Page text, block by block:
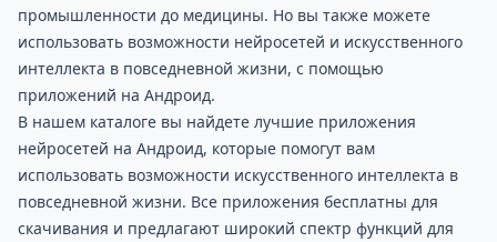
промышленности до медицины. Но вы также можете
использовать возможности нейросетей и искусственного
интеллекта в повседневной жизни, с помощью
приложений на Андроид.
В нашем каталоге вы найдете лучшие приложения
нейросетей на Андроид, которые помогут вам
использовать возможности искусственного интеллекта в
повседневной жизни. Все приложения бесплатны для
скачивания и предлагают широкий спектр функций для